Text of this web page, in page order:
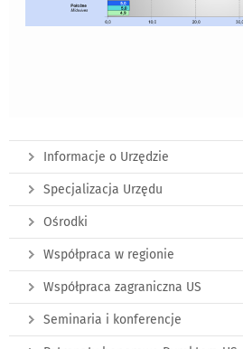
Informacje o Urzędzie
Specjalizacja Urzędu
Ośrodki
Współpraca w regionie
Współpraca zagraniczna US
Seminaria i konferencje